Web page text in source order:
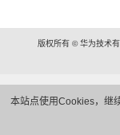
本站点使用Cookies，继
版权所有 © 华为技术